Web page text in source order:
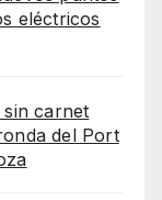
eléctricos
carnet
del Port